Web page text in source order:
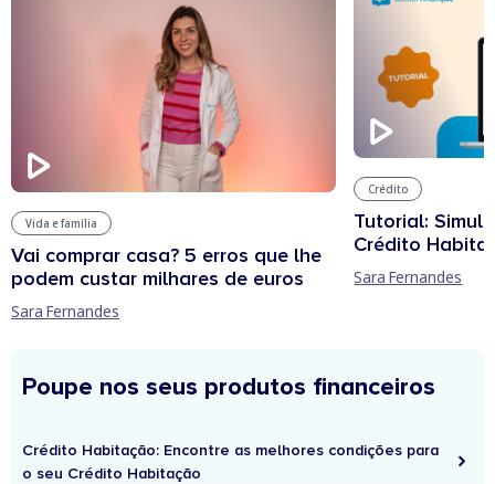
Vida e família
Vai comprar casa? 5 erros que lhe
podem custar milhares de euros
Sara Fernandes
Crédito
Tutorial:
Crédito
Sara Fernandes
Poupe nos seus produtos financeiros
Crédito Habitação: Encontre as melhores condições para
o seu Crédito Habitação